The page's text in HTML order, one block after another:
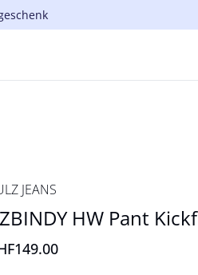
JEANS
HW Pant